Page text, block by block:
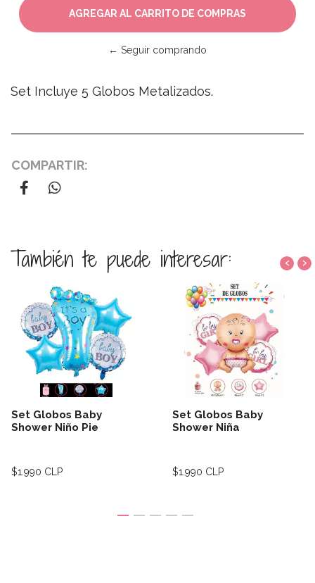
← Seguir comprando
Set Incluye 5 Globos Metalizados.
COMPARTIR:
También te puede interesar:
Set Globos Baby
Shower Niño Pie
$1.990 CLP
Set Globos Baby
Shower Niña
$1.990 CLP
‹ ›